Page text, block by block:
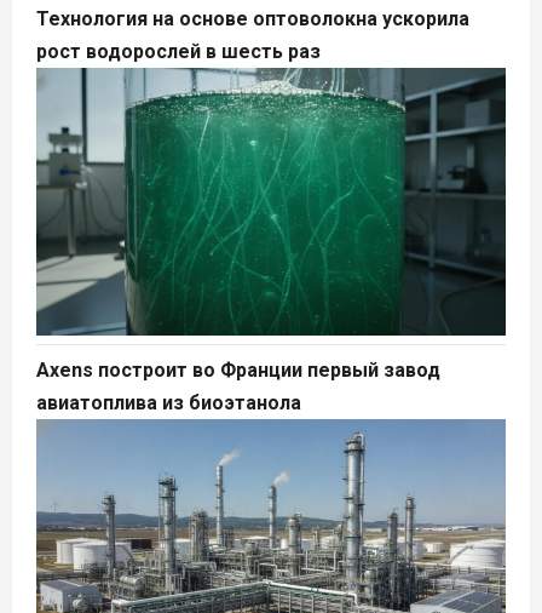
Технология на основе оптоволокна ускорила
рост водорослей в шесть раз
Axens построит во Франции первый завод
авиатоплива из биоэтанола